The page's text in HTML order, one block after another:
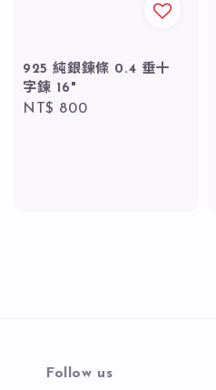
925 純銀鍊條 0.4 垂十
字鍊 16"
Regular
NT$ 800
Follow us